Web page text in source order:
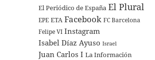
El Periódico de España El Plural
EPE ETA Facebook FC Barcelona
Felipe VI Instagram
Isabel Díaz Ayuso Israel
Juan Carlos I La Información